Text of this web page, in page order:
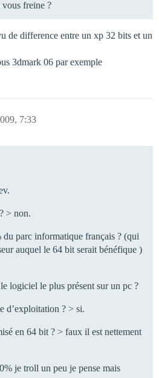
vous freine ?
de difference entre un xp 32 bits et un
3dmark 06 par exemple
7:33
> non.
parc informatique français ? (qui
auquel le 64 bit serait bénéfique )
logiciel le plus présent sur un pc ?
d’exploitation ? > si.
en 64 bit ? > faux il est nettement
je troll un peu je pense mais